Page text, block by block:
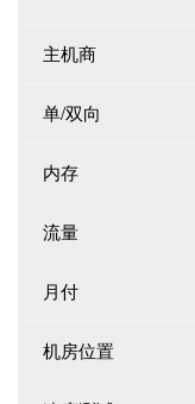
主机商
单/双向
内存
流量
月付
机房位置